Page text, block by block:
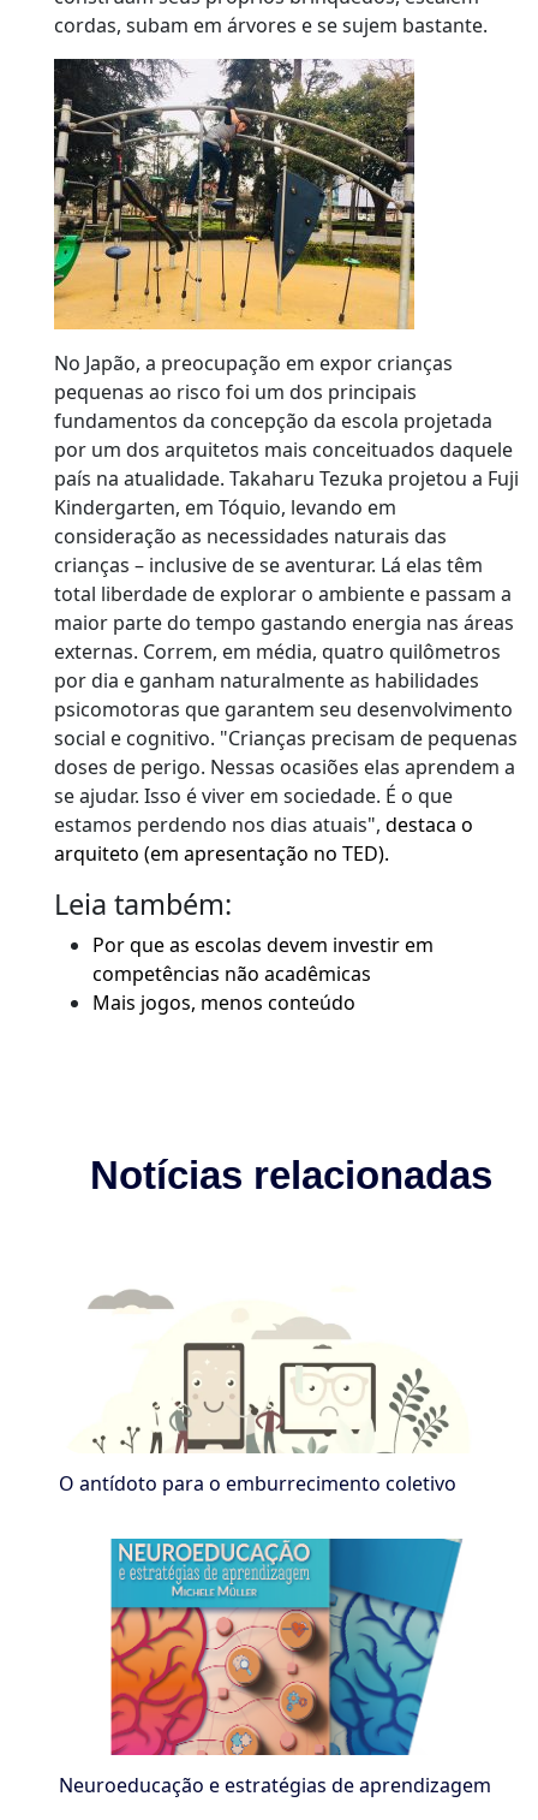
cordas, subam em árvores e se sujem bastante.
No Japão, a preocupação em expor crianças
pequenas ao risco foi um dos principais
fundamentos da concepção da escola projetada
por um dos arquitetos mais conceituados daquele
país na atualidade. Takaharu Tezuka projetou a Fuji
Kindergarten, em Tóquio, levando em
consideração as necessidades naturais das
crianças – inclusive de se aventurar. Lá elas têm
total liberdade de explorar o ambiente e passam a
maior parte do tempo gastando energia nas áreas
externas. Correm, em média, quatro quilômetros
por dia e ganham naturalmente as habilidades
psicomotoras que garantem seu desenvolvimento
social e cognitivo. "Crianças precisam de pequenas
doses de perigo. Nessas ocasiões elas aprendem a
se ajudar. Isso é viver em sociedade. É o que
estamos perdendo nos dias atuais",destaca o
arquiteto (em apresentação no TED).
Leia também:
Por que as escolas devem investir em
competências não acadêmicas
Mais jogos, menos conteúdo
Notícias relacionadas
O antídoto para o emburrecimento coletivo
Neuroeducação e estratégias de aprendizagem